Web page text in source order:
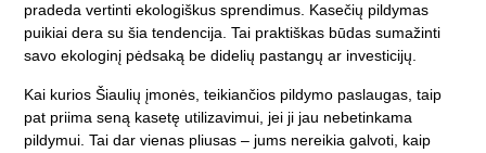
pradeda vertinti ekologiškus sprendimus. Kasečių pildymas
puikiai dera su šia tendencija. Tai praktiškas būdas sumažinti
savo ekologinį pėdsaką be didelių pastangų ar investicijų.
Kai kurios Šiaulių įmonės, teikiančios pildymo paslaugas, taip
pat priima seną kasetę utilizavimui, jei ji jau nebetinkama
pildymui. Tai dar vienas pliusas – jums nereikia galvoti, kaip